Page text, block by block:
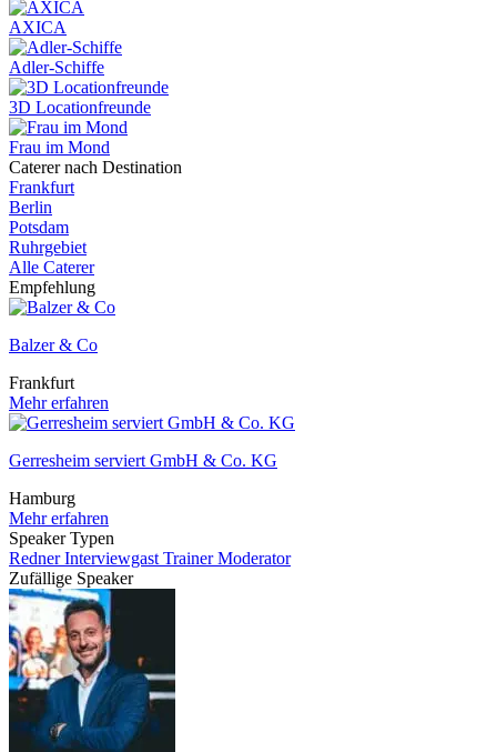
AXICA
Adler-Schiffe
3D Locationfreunde
Frau im Mond
Caterer nach Destination
Frankfurt
Berlin
Potsdam
Ruhrgebiet
Alle Caterer
Empfehlung
Balzer & Co
Frankfurt
Mehr erfahren
Gerresheim serviert GmbH & Co. KG
Hamburg
Mehr erfahren
Speaker Typen
RednerInterviewgast TrainerModerator
Zufällige Speaker